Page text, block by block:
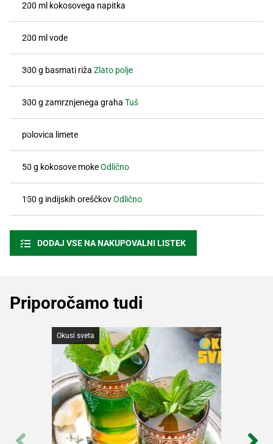
200 ml kokosovega napitka
200 ml vode
300 g basmati riža Zlato polje
300 g zamrznjenega graha Tuš
polovica limete
50 g kokosove mokeOdlično
150 g indijskih oreščkovOdlično
DODAJ VSE NA NAKUPOVALNI LISTEK
Priporočamo tudi
Okusi sveta